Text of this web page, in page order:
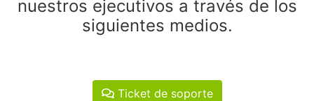
nuestros ejecutivos a través de los
siguientes medios.
Ticket de soporte